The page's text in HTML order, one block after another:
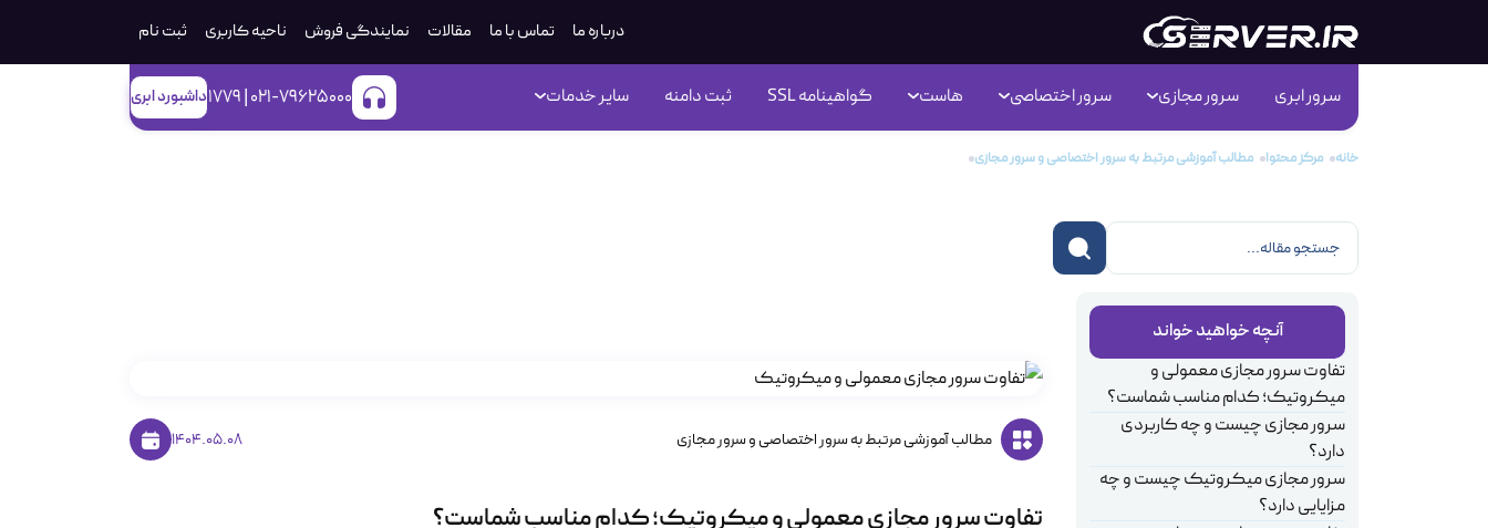
درباره ما تماس با ما مقالات نمایندگی فروش ناحیه کاربری ثبت‌ نام
سرور ابری سرور مجازی سرور اختصاصی هاست گواهینامه SSL ثبت دامنه سایر خدمات 021-79625000 | 1779 داشبورد ابری
خانه مرکز محتوا مطالب آموزشی مرتبط به سرور اختصاصی و سرور مجازی
آنچه خواهید خواند
تفاوت سرور مجازی معمولی و
میکروتیک؛ کدام مناسب شماست؟
سرور مجازی چیست و چه کاربردی
دارد؟
سرور مجازی میکروتیک چیست و چه
مزایایی دارد؟
مطالب آموزشی مرتبط به سرور اختصاصی و سرور مجازی 1404.05.08
تفاوت سرور مجازی معمولی و میکروتیک؛ کدام مناسب شماست؟